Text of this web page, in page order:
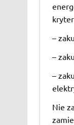
–
–
–
Nie